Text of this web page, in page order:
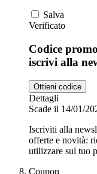
Salva
Verificato
Codice
iscrivi alla
Ottieni codice
Dettagli
Scade il 14/01/
Iscriviti alla
offerte e novità:
utilizzare sul tuo
Coupon